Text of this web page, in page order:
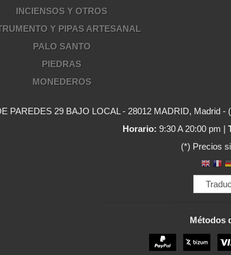
INCIENSOS Y OTROS
Y PIPAS ARTESANAL
PALO SANTO
PIEDRAS
MONEDEROS
PAREDES 29 BAJO LOCAL - 28012 MADRID, Madrid
Horario: 9:30 A 20:00 pm |
(*) Precios
Métodos